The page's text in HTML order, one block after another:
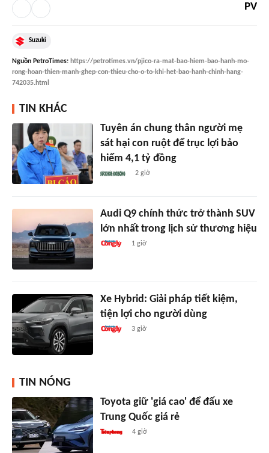
PV
Suzuki
Nguồn PetroTimes: https://petrotimes.vn/pjico-ra-mat-bao-hiem-bao-hanh-mo-
rong-hoan-thien-manh-ghep-con-thieu-cho-o-to-khi-het-bao-hanh-chinh-hang-
742035.html
TIN KHÁC
Tuyên án chung thân người mẹ
sát hại con ruột để trục lợi bảo
hiểm 4,1 tỷ đồng
2 giờ
Audi Q9 chính thức trở thành SUV
lớn nhất trong lịch sử thương hiệu
1 giờ
Xe Hybrid: Giải pháp tiết kiệm,
tiện lợi cho người dùng
3 giờ
TIN NÓNG
Toyota giữ 'giá cao' để đấu xe
Trung Quốc giá rẻ
4 giờ